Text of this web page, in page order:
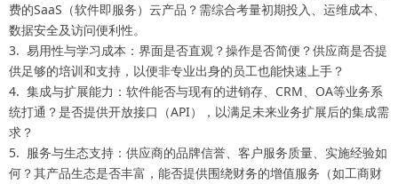
费的SaaS（软件即服务）云产品？需综合考量初期投入、运维成本、
数据安全及访问便利性。
3. 易用性与学习成本：界面是否直观？操作是否简便？供应商是否提
供足够的培训和支持，以便非专业出身的员工也能快速上手？
4. 集成与扩展能力：软件能否与现有的进销存、CRM、OA等业务系
统打通？是否提供开放接口（API），以满足未来业务扩展后的集成需
求？
5. 服务与生态支持：供应商的品牌信誉、客户服务质量、实施经验如
何？其产品生态是否丰富，能否提供围绕财务的增值服务（如工商财